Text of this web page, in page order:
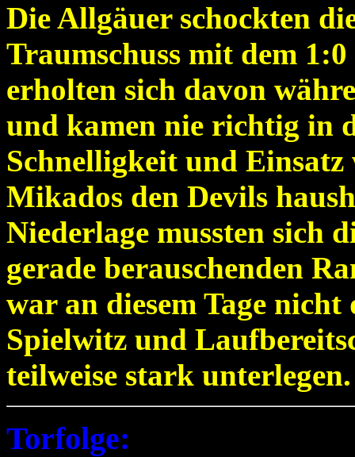
Die Allgäuer schockten
Traumschuss mit dem
erholten sich davon
und kamen nie richtig in
Schnelligkeit und
Mikados den Devils
Niederlage mussten sich
gerade berauschenden
war an diesem Tage
Spielwitz und
teilweise stark unterlegen.
Torfolge: